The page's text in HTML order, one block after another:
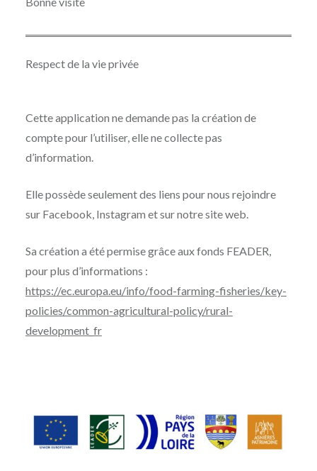
Respect de la vie privée
Cette application ne demande pas la création de
compte pour l’utiliser, elle ne collecte pas
d’information.
Elle possède seulement des liens pour nous rejoindre
sur Facebook, Instagram et sur notre site web.
Sa création a été permise grâce aux fonds FEADER,
pour plus d’informations :
https://ec.europa.eu/info/food-farming-fisheries/key-
policies/common-agricultural-policy/rural-
development_fr